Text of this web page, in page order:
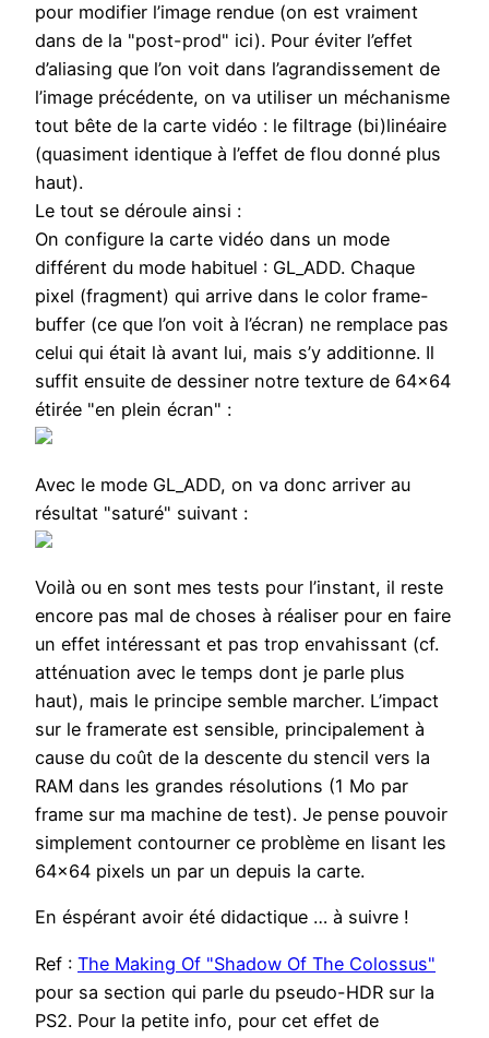
pour modifier l’image rendue (on est vraiment
dans de la "post-prod" ici). Pour éviter l’effet
d’aliasing que l’on voit dans l’agrandissement de
l’image précédente, on va utiliser un méchanisme
tout bête de la carte vidéo : le filtrage (bi)linéaire
(quasiment identique à l’effet de flou donné plus
haut).
Le tout se déroule ainsi :
On configure la carte vidéo dans un mode
différent du mode habituel : GL_ADD. Chaque
pixel (fragment) qui arrive dans le color frame-
buffer (ce que l’on voit à l’écran) ne remplace pas
celui qui était là avant lui, mais s’y additionne. Il
suffit ensuite de dessiner notre texture de 64×64
étirée "en plein écran" :
Avec le mode GL_ADD, on va donc arriver au
résultat "saturé" suivant :
Voilà ou en sont mes tests pour l’instant, il reste
encore pas mal de choses à réaliser pour en faire
un effet intéressant et pas trop envahissant (cf.
atténuation avec le temps dont je parle plus
haut), mais le principe semble marcher. L’impact
sur le framerate est sensible, principalement à
cause du coût de la descente du stencil vers la
RAM dans les grandes résolutions (1 Mo par
frame sur ma machine de test). Je pense pouvoir
simplement contourner ce problème en lisant les
64×64 pixels un par un depuis la carte.
En éspérant avoir été didactique … à suivre !
Ref : The Making Of "Shadow Of The Colossus"
pour sa section qui parle du pseudo-HDR sur la
PS2. Pour la petite info, pour cet effet de